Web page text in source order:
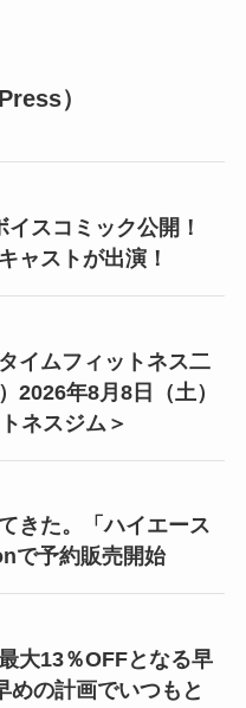
）
イスコミック公開！
ャストが出演！
イムフィットネス二
2026年8月8日（土）
ネスジム＞
きた。「ハイエース
で予約販売開始
大13％OFFとなる早
めの計画でいつもと